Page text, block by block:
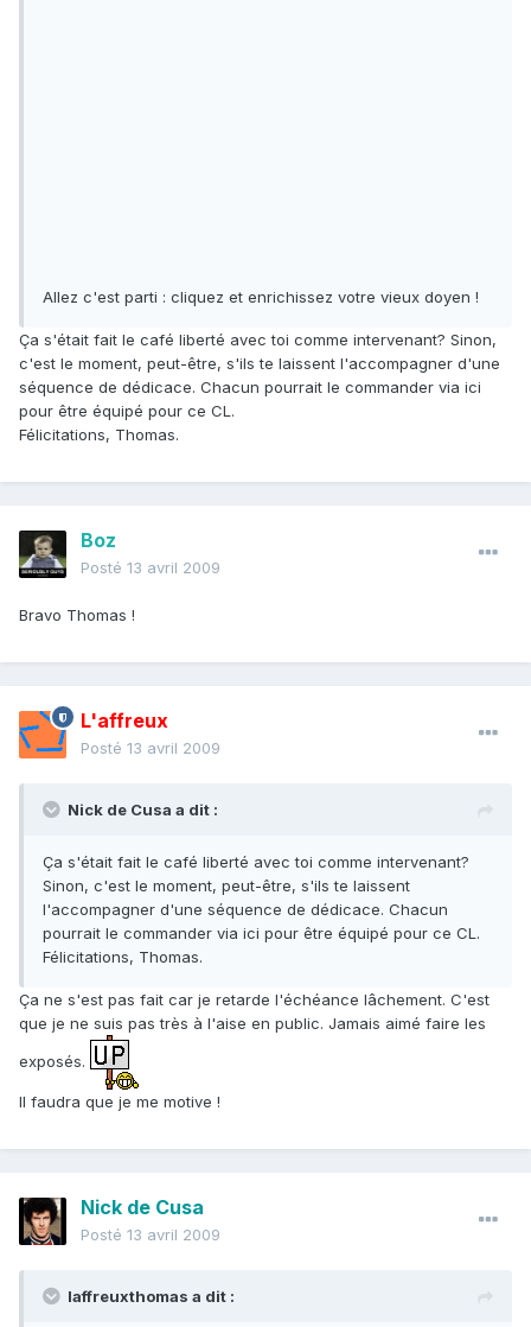
Allez c'est parti : cliquez et enrichissez votre vieux doyen !
Ça s'était fait le café liberté avec toi comme intervenant? Sinon,
c'est le moment, peut-être, s'ils te laissent l'accompagner d'une
séquence de dédicace. Chacun pourrait le commander via ici
pour être équipé pour ce CL.
Félicitations, Thomas.
Boz
Posté 13 avril 2009
Bravo Thomas !
L'affreux
Posté 13 avril 2009
Nick de Cusa a dit :
Ça s'était fait le café liberté avec toi comme intervenant?
Sinon, c'est le moment, peut-être, s'ils te laissent
l'accompagner d'une séquence de dédicace. Chacun
pourrait le commander via ici pour être équipé pour ce CL.
Félicitations, Thomas.
Ça ne s'est pas fait car je retarde l'échéance lâchement. C'est
que je ne suis pas très à l'aise en public. Jamais aimé faire les
exposés.
Il faudra que je me motive !
Nick de Cusa
Posté 13 avril 2009
laffreuxthomas a dit :